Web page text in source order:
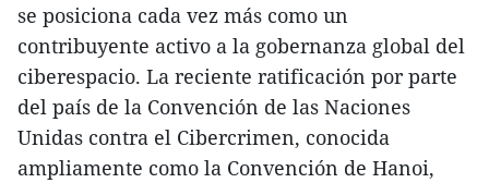
se posiciona cada vez más como un
contribuyente activo a la gobernanza global del
ciberespacio. La reciente ratificación por parte
del país de la Convención de las Naciones
Unidas contra el Cibercrimen, conocida
ampliamente como la Convención de Hanoi,